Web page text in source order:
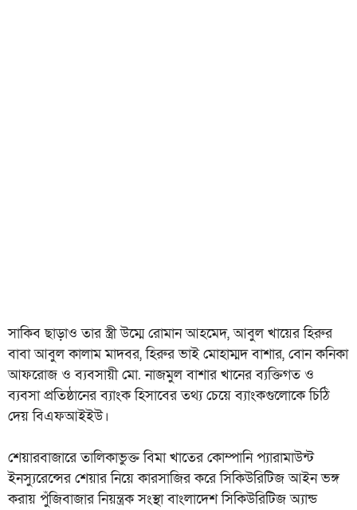
সাকিব ছাড়াও তার স্ত্রী উম্মে রোমান আহমেদ, আবুল খায়ের হিরুর
বাবা আবুল কালাম মাদবর, হিরুর ভাই মোহাম্মদ বাশার, বোন কনিকা
আফরোজ ও ব্যবসায়ী মো. নাজমুল বাশার খানের ব্যক্তিগত ও
ব্যবসা প্রতিষ্ঠানের ব্যাংক হিসাবের তথ্য চেয়ে ব্যাংকগুলোকে চিঠি
দেয় বিএফআইইউ।
শেয়ারবাজারে তালিকাভুক্ত বিমা খাতের কোম্পানি প্যারামাউন্ট
ইনস্যুরেন্সের শেয়ার নিয়ে কারসাজির করে সিকিউরিটিজ আইন ভঙ্গ
করায় পুঁজিবাজার নিয়ন্ত্রক সংস্থা বাংলাদেশ সিকিউরিটিজ অ্যান্ড